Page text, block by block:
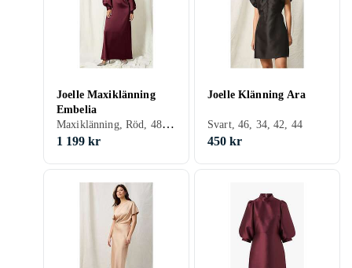
Joelle Maxiklänning
Embelia
Maxiklänning, Röd, 48, 46, 38, 42, 44
1 199 kr
Joelle Klänning Ara
Svart, 46, 34, 42, 44
450 kr